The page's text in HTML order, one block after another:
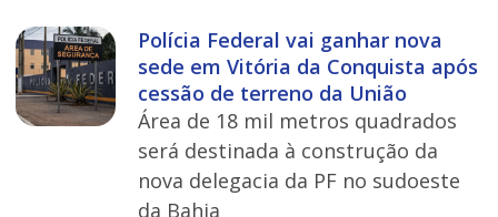
Polícia Federal vai ganhar nova
sede em Vitória da Conquista após
cessão de terreno da União
Área de 18 mil metros quadrados
será destinada à construção da
nova delegacia da PF no sudoeste
da Bahia